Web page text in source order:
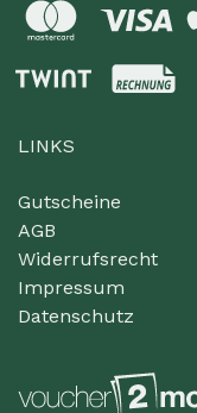
LINKS
Gutscheine
AGB
Widerrufsrecht
Impressum
Datenschutz